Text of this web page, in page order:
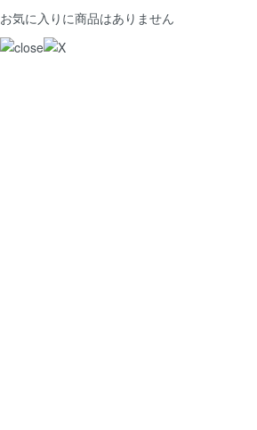
お気に入りに商品はありません